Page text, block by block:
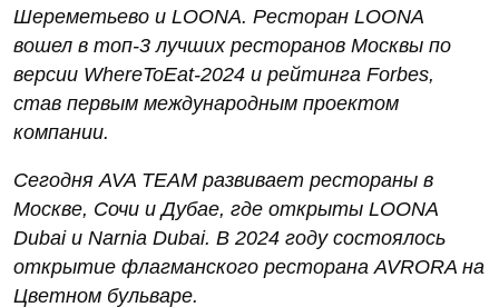
Шереметьево и LOONA. Ресторан LOONA
вошел в топ-3 лучших ресторанов Москвы по
версии WhereToEat-2024 и рейтинга Forbes,
став первым международным проектом
компании.
Сегодня AVA TEAM развивает рестораны в
Москве, Сочи и Дубае, где открыты LOONA
Dubai и Narnia Dubai. В 2024 году состоялось
открытие флагманского ресторана AVRORA на
Цветном бульваре.